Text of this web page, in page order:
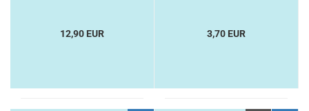
12,90 EUR 3,70 EUR